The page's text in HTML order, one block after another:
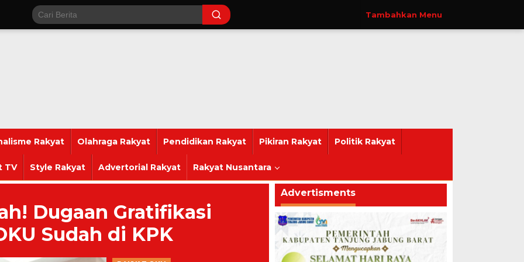
Tambahkan Menu
Rakyat Olahraga Rakyat Pendidikan Rakyat Pikiran Rakyat Politik Rakyat
TV Style Rakyat Advertorial Rakyat Rakyat Nusantara
Dugaan Gratifikasi
Sudah di KPK
Advertisments